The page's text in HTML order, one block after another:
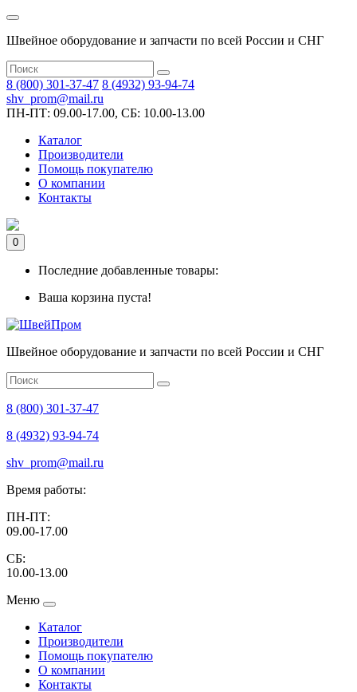
Швейное оборудование и запчасти по всей России и СНГ
8 (800) 301-37-47 8 (4932) 93-94-74
shv_prom@mail.ru
ПН-ПТ: 09.00-17.00, СБ: 10.00-13.00
Каталог
Производители
Помощь покупателю
О компании
Контакты
0
Последние добавленные товары:
Ваша корзина пуста!
Швейное оборудование и запчасти по всей России и СНГ
8 (800) 301-37-47
8 (4932) 93-94-74
shv_prom@mail.ru
Время работы:
ПН-ПТ:
09.00-17.00
СБ:
10.00-13.00
Меню
Каталог
Производители
Помощь покупателю
О компании
Контакты